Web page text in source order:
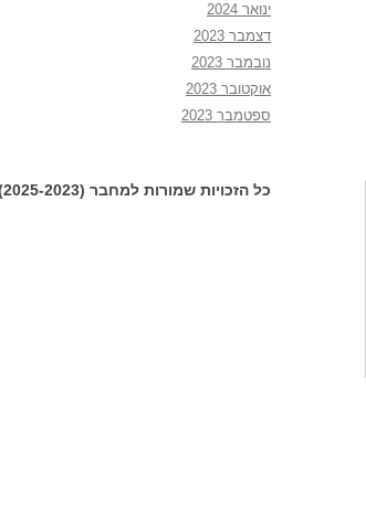
ינואר 2024
דצמבר 2023
נובמבר 2023
אוקטובר 2023
ספטמבר 2023
כל הזכויות שמורות למחבר (2025-2023)